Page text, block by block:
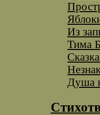
Из
Тима
Душа